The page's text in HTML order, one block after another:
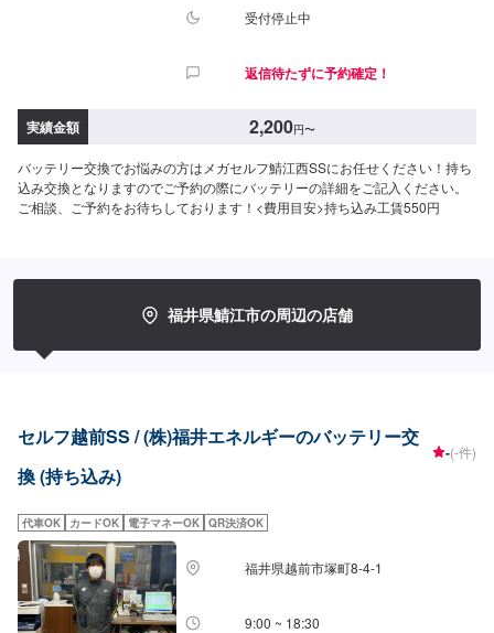
受付停止中
返信待たずに予約確定！
実績金額 2,200円〜
バッテリー交換でお悩みの方はメガセルフ鯖江西SSにお任せください！持ち
込み交換となりますのでご予約の際にバッテリーの詳細をご記入ください。
ご相談、ご予約をお待ちしております！<費用目安>持ち込み工賃550円
福井県鯖江市の周辺の店舗
セルフ越前SS / (株)福井エネルギーのバッテリー交
換 (持ち込み)
-(-件)
代車OK カードOK 電子マネーOK QR決済OK
福井県越前市塚町8-4-1
9:00 ~ 18:30